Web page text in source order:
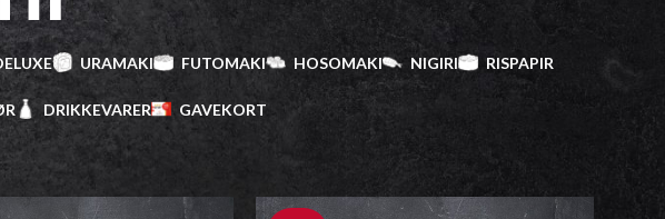
URAMAKI FUTOMAKI HOSOMAKI NIGIRI RISPAPIR
DRIKKEVARER GAVEKORT
Vis